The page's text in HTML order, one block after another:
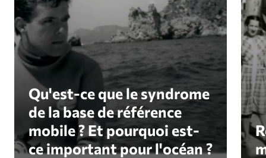
Qu'est-ce que le syndrome
de la base de référence
mobile ? Et pourquoi est-
ce important pour l'océan ?